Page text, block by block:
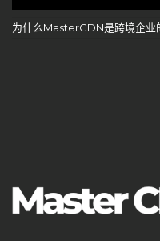
为什么MasterCDN是跨境企业